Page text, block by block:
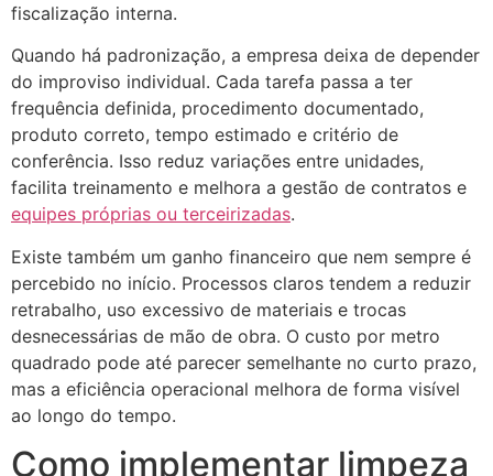
fiscalização interna.
Quando há padronização, a empresa deixa de depender
do improviso individual. Cada tarefa passa a ter
frequência definida, procedimento documentado,
produto correto, tempo estimado e critério de
conferência. Isso reduz variações entre unidades,
facilita treinamento e melhora a gestão de contratos e
equipes próprias ou terceirizadas.
Existe também um ganho financeiro que nem sempre é
percebido no início. Processos claros tendem a reduzir
retrabalho, uso excessivo de materiais e trocas
desnecessárias de mão de obra. O custo por metro
quadrado pode até parecer semelhante no curto prazo,
mas a eficiência operacional melhora de forma visível
ao longo do tempo.
Como implementar limpeza